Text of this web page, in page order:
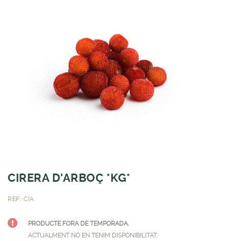
CIRERA D'ARBOÇ *KG*
REF.: CIA
PRODUCTE FORA DE TEMPORADA.
ACTUALMENT NO EN TENIM DISPONIBILITAT.